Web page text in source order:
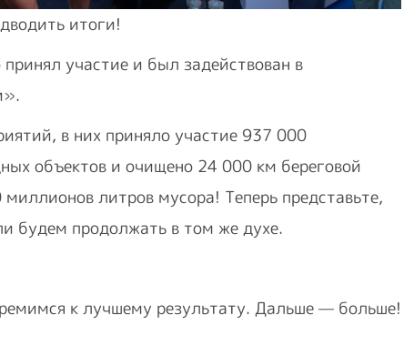
итоги!
участие и был задействован в
в них приняло участие 937 000
объектов и очищено 24 000 км береговой
литров мусора! Теперь представьте,
будем продолжать в том же духе.
к лучшему результату. Дальше — больше!